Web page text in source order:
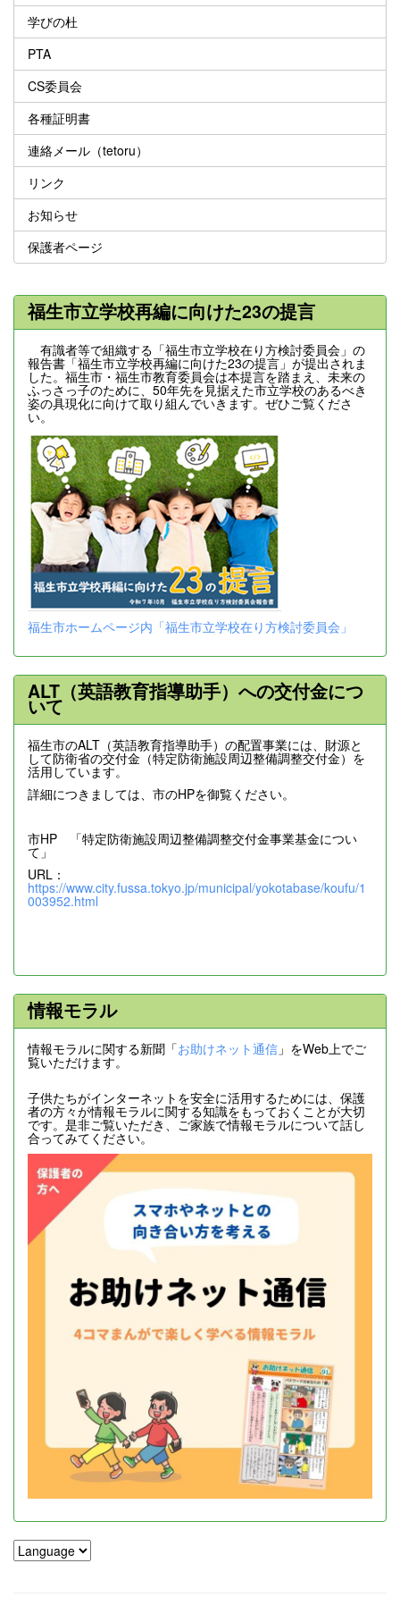
学びの杜
PTA
CS委員会
各種証明書
連絡メール（tetoru）
リンク
お知らせ
保護者ページ
福生市立学校再編に向けた23の提言
有識者等で組織する「福生市立学校在り方検討委員会」の
報告書「福生市立学校再編に向けた23の提言」が提出されま
した。福生市・福生市教育委員会は本提言を踏まえ、未来の
ふっさっ子のために、50年先を見据えた市立学校のあるべき
姿の具現化に向けて取り組んでいきます。ぜひご覧くださ
い。
福生市ホームページ内「福生市立学校在り方検討委員会」
ALT（英語教育指導助手）への交付金につ
いて
福生市のALT（英語教育指導助手）の配置事業には、財源と
して防衛省の交付金（特定防衛施設周辺整備調整交付金）を
活用しています。
詳細につきましては、市のHPを御覧ください。
市HP 「特定防衛施設周辺整備調整交付金事業基金につい
て」
URL：
https://www.city.fussa.tokyo.jp/municipal/yokotabase/koufu/1
003952.html
情報モラル
情報モラルに関する新聞「お助けネット通信 」をWeb上でご
覧いただけます。
子供たちがインターネットを安全に活用するためには、保護
者の方々が情報モラルに関する知識をもっておくことが大切
です。是非ご覧いただき、ご家族で情報モラルについて話し
合ってみてください。